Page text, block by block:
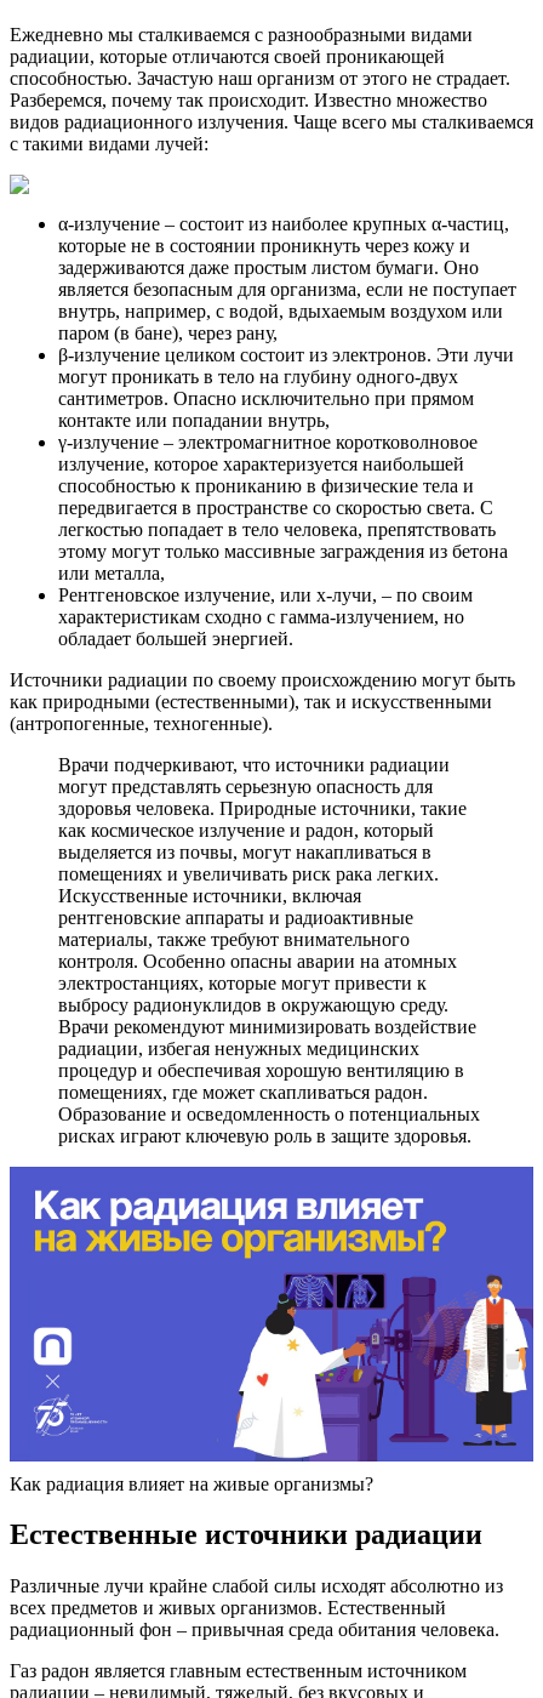
Ежедневно мы сталкиваемся с разнообразными видами
радиации, которые отличаются своей проникающей
способностью. Зачастую наш организм от этого не страдает.
Разберемся, почему так происходит. Известно множество
видов радиационного излучения. Чаще всего мы сталкиваемся
с такими видами лучей:
α-излучение – состоит из наиболее крупных α-частиц,
которые не в состоянии проникнуть через кожу и
задерживаются даже простым листом бумаги. Оно
является безопасным для организма, если не поступает
внутрь, например, с водой, вдыхаемым воздухом или
паром (в бане), через рану,
β-излучение целиком состоит из электронов. Эти лучи
могут проникать в тело на глубину одного-двух
сантиметров. Опасно исключительно при прямом
контакте или попадании внутрь,
γ-излучение – электромагнитное коротковолновое
излучение, которое характеризуется наибольшей
способностью к прониканию в физические тела и
передвигается в пространстве со скоростью света. С
легкостью попадает в тело человека, препятствовать
этому могут только массивные заграждения из бетона
или металла,
Рентгеновское излучение, или х-лучи, – по своим
характеристикам сходно с гамма-излучением, но
обладает большей энергией.
Источники радиации по своему происхождению могут быть
как природными (естественными), так и искусственными
(антропогенные, техногенные).
Врачи подчеркивают, что источники радиации
могут представлять серьезную опасность для
здоровья человека. Природные источники, такие
как космическое излучение и радон, который
выделяется из почвы, могут накапливаться в
помещениях и увеличивать риск рака легких.
Искусственные источники, включая
рентгеновские аппараты и радиоактивные
материалы, также требуют внимательного
контроля. Особенно опасны аварии на атомных
электростанциях, которые могут привести к
выбросу радионуклидов в окружающую среду.
Врачи рекомендуют минимизировать воздействие
радиации, избегая ненужных медицинских
процедур и обеспечивая хорошую вентиляцию в
помещениях, где может скапливаться радон.
Образование и осведомленность о потенциальных
рисках играют ключевую роль в защите здоровья.
Как радиация влияет на живые организмы?
Естественные источники радиации
Различные лучи крайне слабой силы исходят абсолютно из
всех предметов и живых организмов. Естественный
радиационный фон – привычная среда обитания человека.
Газ радон является главным естественным источником
радиации – невидимый, тяжелый, без вкусовых и